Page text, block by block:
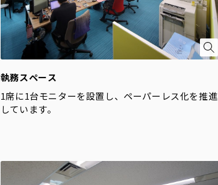
執務スペース
1席に1台モニターを設置し、ペーパーレス化を推進
しています。